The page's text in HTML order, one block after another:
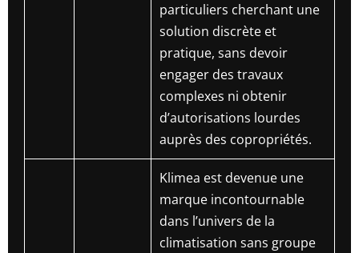
particuliers cherchant une
solution discrète et
pratique, sans devoir
engager des travaux
complexes ni obtenir
d’autorisations lourdes
auprès des copropriétés.
Klimea est devenue une
marque incontournable
dans l’univers de la
climatisation sans groupe